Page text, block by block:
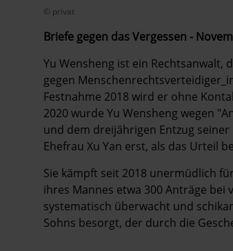
© privat
Briefe gegen das Vergessen -
Yu Wensheng ist ein Rechtsanwalt,
gegen
Festnahme 2018 wird er ohne
2020 wurde Yu Wensheng wegen
und dem dreijährigen Entzug
Ehefrau Xu Yan erst, als das Urteil
Sie kämpft seit 2018 unermüdlich
ihres Mannes etwa 300 Anträge bei
systematisch überwacht und
Sohns besorgt, der durch die